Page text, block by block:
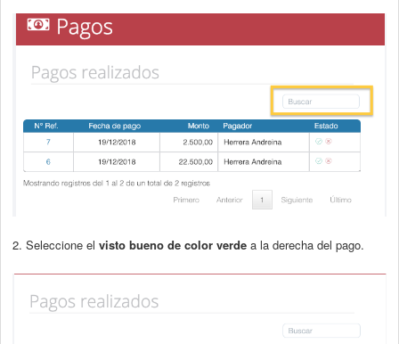
2. Seleccione el visto bueno de color verde a la derecha del pago.